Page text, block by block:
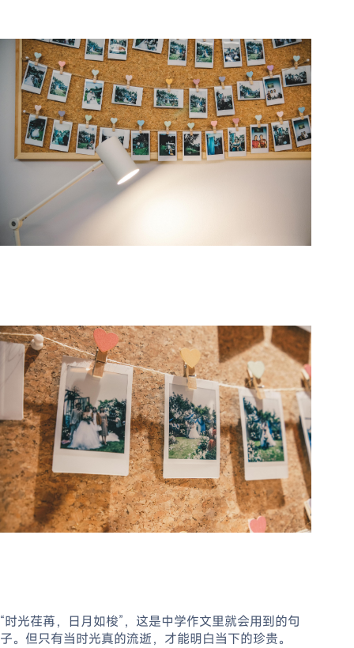
“时光荏苒，日月如梭”，这是中学作文里就会用到的句
子。但只有当时光真的流逝，才能明白当下的珍贵。